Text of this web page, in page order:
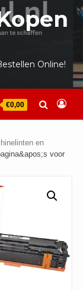
Online!
€0,00
en
voor